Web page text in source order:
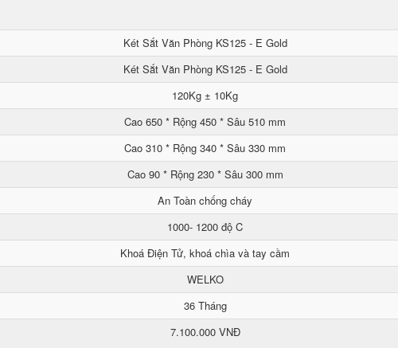
Két Sắt Văn Phòng KS125 - E Gold
Két Sắt Văn Phòng KS125 - E Gold
120Kg ± 10Kg
Cao 650 * Rộng 450 * Sâu 510 mm
Cao 310 * Rộng 340 * Sâu 330 mm
Cao 90 * Rộng 230 * Sâu 300 mm
An Toàn chống cháy
1000- 1200 độ C
Khoá Điện Tử, khoá chìa và tay cầm
WELKO
36 Tháng
7.100.000 VNĐ